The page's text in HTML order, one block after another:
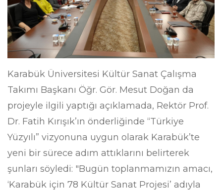
Karabük Üniversitesi Kültür Sanat Çalışma
Takımı Başkanı Öğr. Gör. Mesut Doğan da
projeyle ilgili yaptığı açıklamada, Rektör Prof.
Dr. Fatih Kırışık’ın önderliğinde “Türkiye
Yüzyılı” vizyonuna uygun olarak Karabük’te
yeni bir sürece adım attıklarını belirterek
şunları söyledi: "Bugün toplanmamızın amacı,
‘Karabük için 78 Kültür Sanat Projesi’ adıyla